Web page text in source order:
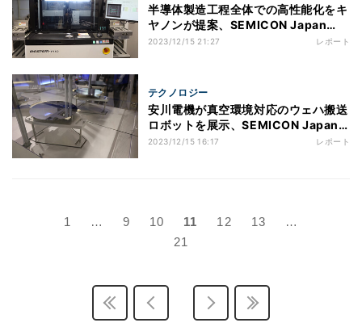
半導体製造工程全体での高性能化をキ
ヤノンが提案、SEMICON Japan
2023
2023/12/15 21:27 レポート
テクノロジー
安川電機が真空環境対応のウェハ搬送
ロボットを展示、SEMICON Japan
2023
2023/12/15 16:17 レポート
1 … 9 10 11 12 13
…
21